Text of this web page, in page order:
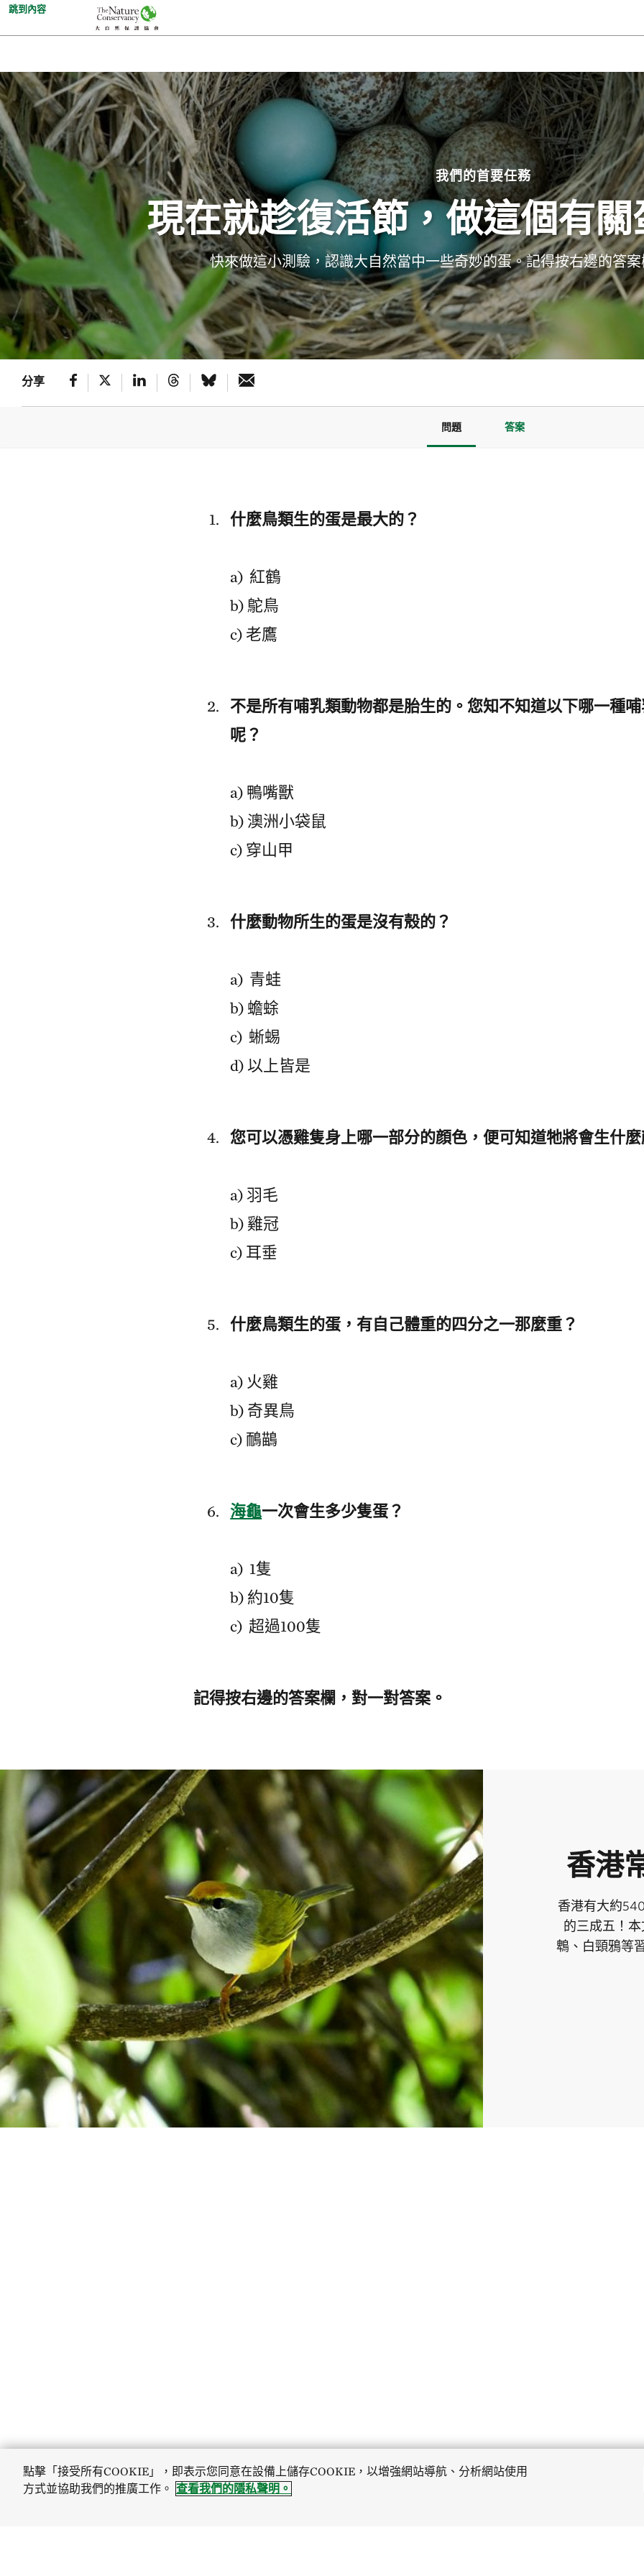
跳到內容
我們的首要任務
現在就趁復活節，做這個有
快來做這小測驗，認識大自然當中一些奇妙的蛋。記得按右邊的答
分享
問題 答案
什麼鳥類生的蛋是最大的？
a) 紅鶴
b) 鴕鳥
c) 老鷹
不是所有哺乳類動物都是胎生的。您知不知道以下哪一種
呢？
a) 鴨嘴獸
b) 澳洲小袋鼠
c) 穿山甲
什麼動物所生的蛋是沒有殼的？
a) 青蛙
b) 蟾蜍
c) 蜥蜴
d) 以上皆是
您可以憑雞隻身上哪一部分的顔色，便可知道牠將會生什麼
a) 羽毛
b) 雞冠
c) 耳垂
什麼鳥類生的蛋，有自己體重的四分之一那麼重？
a) 火雞
b) 奇異鳥
c) 鴯鶓
海龜一次會生多少隻蛋？
a) 1隻
b) 約10隻
c) 超過100隻
記得按右邊的答案欄，對一對答案。
香港
香港有大約
的三成五！
鵯、白頸鴉等
點擊「接受所有COOKIE」，即表示您同意在設備上儲存COOKIE，以增強網站導航、分析網站使用
方式並協助我們的推廣工作。 查看我們的隱私聲明。